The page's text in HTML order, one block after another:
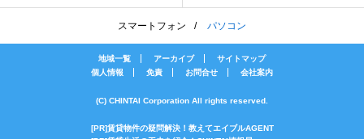
スマートフォン パソコン
地域一覧 アーカイブ
サイトマップ
個人情報
免責 お問合せ 会社案内
(C) CHINTAI Corporation All rights reserved.
[PR]賃貸物件の疑問解決！教えてエイブルAGENT